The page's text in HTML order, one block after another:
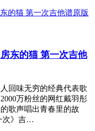
东的猫 第一次吉他
回味无穷的经典代表歌
万粉丝的网红戴羽彤
歌声唱出青春里的故
次》吉…